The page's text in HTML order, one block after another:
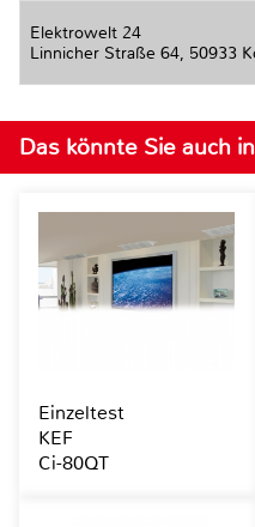
Elektrowelt 24
Linnicher Straße 64, 50933
Das könnte Sie auch
Einzeltest
KEF
Ci-80QT